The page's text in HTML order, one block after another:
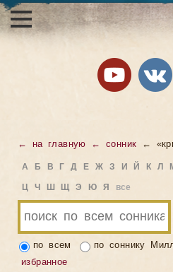
← на главную ← сонник ←
А Б В Г Д Е Ж З И Й К Л
Ц Ч Ш Щ Э Ю Я все
по всем по соннику
избранное